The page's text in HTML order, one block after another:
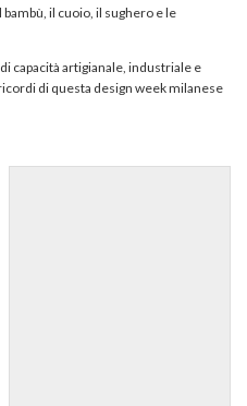
il cuoio, il sughero e le
capacità artigianale, industriale e
di questa design week milanese